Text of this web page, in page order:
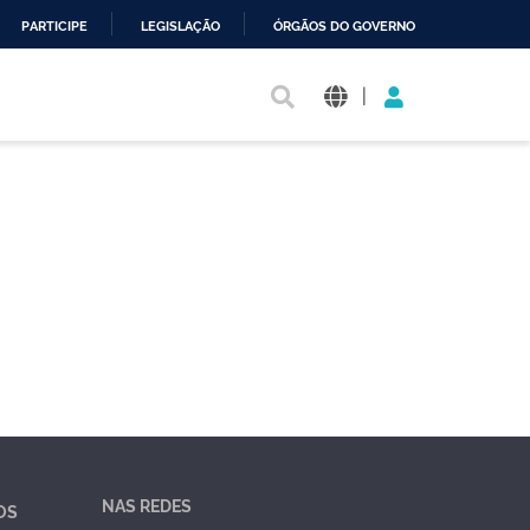
PARTICIPE LEGISLAÇÃO ÓRGÃOS DO GOVERNO
|
NAS REDES